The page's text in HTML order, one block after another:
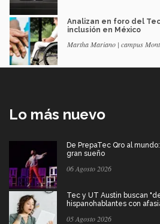
Analizan en foro del
inclusión en México
Martha Mariano | campus
Lo más nuevo
De PrepaTec Qro al
gran sueño
06 Agosto 2026
Tec y UT Austin buscan
hispanohablantes con
05 Agosto 2026